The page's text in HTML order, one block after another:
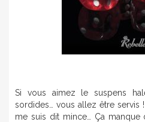
Si vous aimez le suspens
sordides… vous allez être servis
me suis dit mince… Ça manque